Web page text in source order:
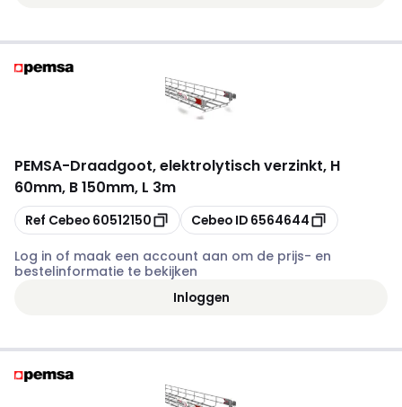
PEMSA-Draadgoot, elektrolytisch verzinkt, H
60mm, B 150mm, L 3m
Kopiëren
Ref Cebeo 60512150 Kopiëren
Cebeo ID 6564644
Log in of maak een account aan om de prijs- en
bestelinformatie te bekijken
Inloggen